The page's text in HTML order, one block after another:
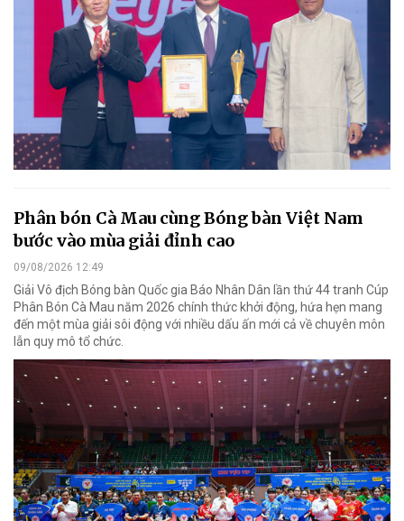
Phân bón Cà Mau cùng Bóng bàn Việt Nam
bước vào mùa giải đỉnh cao
09/08/2026 12:49
Giải Vô địch Bóng bàn Quốc gia Báo Nhân Dân lần thứ 44 tranh Cúp
Phân Bón Cà Mau năm 2026 chính thức khởi động, hứa hẹn mang
đến một mùa giải sôi động với nhiều dấu ấn mới cả về chuyên môn
lẫn quy mô tổ chức.